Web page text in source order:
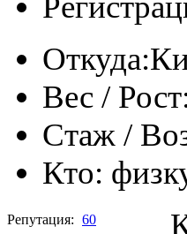
Откуда:
Вес /
Стаж /
Кто:
Репутация: 60